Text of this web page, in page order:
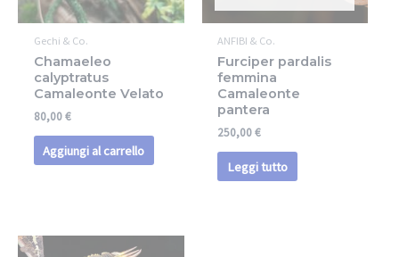
Gechi & Co.
Chamaeleo
calyptratus
Camaleonte Velato
80,00€
Aggiungi al carrello
ANFIBI & Co.
Furciper pardalis
femmina
Camaleonte
pantera
250,00€
Leggi tutto